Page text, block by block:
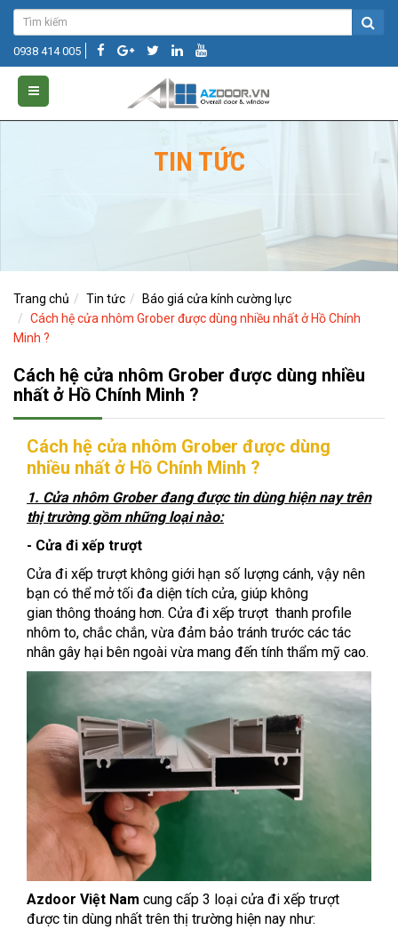
0938 414 005
TIN TỨC
Trang chủ Tin tức
Báo giá cửa kính cường lực
Cách hệ cửa nhôm Grober được dùng nhiều nhất ở Hồ Chính
Minh ?
Cách hệ cửa nhôm Grober được dùng nhiều
nhất ở Hồ Chính Minh ?
Cách hệ cửa nhôm Grober được dùng
nhiều nhất ở Hồ Chính Minh ?
1. Cửa nhôm Grober đang được tin dùng hiện nay trên
thị trường gồm những loại nào:
- Cửa đi xếp trượt
Cửa đi xếp trượt không giới hạn số lượng cánh, vậy nên
bạn có thể mở tối đa diện tích cửa, giúp không
gian thông thoáng hơn. Cửa đi xếp trượt thanh profile
nhôm to, chắc chắn, vừa đảm bảo tránh trước các tác
nhân gây hại bên ngoài vừa mang đến tính thẩm mỹ cao.
Azdoor Việt Nam cung cấp 3 loại cửa đi xếp trượt
được tin dùng nhất trên thị trường hiện nay như: